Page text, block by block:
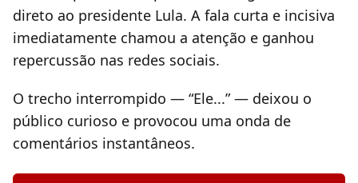
direto ao presidente Lula. A fala curta e incisiva
imediatamente chamou a atenção e ganhou
repercussão nas redes sociais.
O trecho interrompido — “Ele...” — deixou o
público curioso e provocou uma onda de
comentários instantâneos.